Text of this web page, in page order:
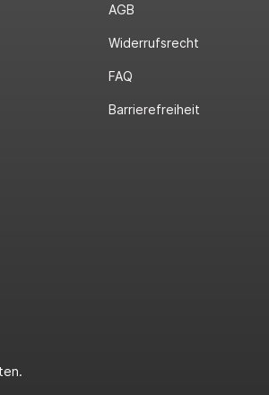
AGB
Widerrufsrecht
FAQ
Barrierefreiheit